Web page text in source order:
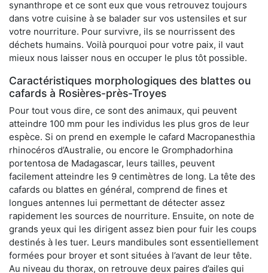
synanthrope et ce sont eux que vous retrouvez toujours
dans votre cuisine à se balader sur vos ustensiles et sur
votre nourriture. Pour survivre, ils se nourrissent des
déchets humains. Voilà pourquoi pour votre paix, il vaut
mieux nous laisser nous en occuper le plus tôt possible.
Caractéristiques morphologiques des blattes ou
cafards à Rosières-près-Troyes
Pour tout vous dire, ce sont des animaux, qui peuvent
atteindre 100 mm pour les individus les plus gros de leur
espèce. Si on prend en exemple le cafard Macropanesthia
rhinocéros d’Australie, ou encore le Gromphadorhina
portentosa de Madagascar, leurs tailles, peuvent
facilement atteindre les 9 centimètres de long. La tête des
cafards ou blattes en général, comprend de fines et
longues antennes lui permettant de détecter assez
rapidement les sources de nourriture. Ensuite, on note de
grands yeux qui les dirigent assez bien pour fuir les coups
destinés à les tuer. Leurs mandibules sont essentiellement
formées pour broyer et sont situées à l’avant de leur tête.
Au niveau du thorax, on retrouve deux paires d’ailes qui